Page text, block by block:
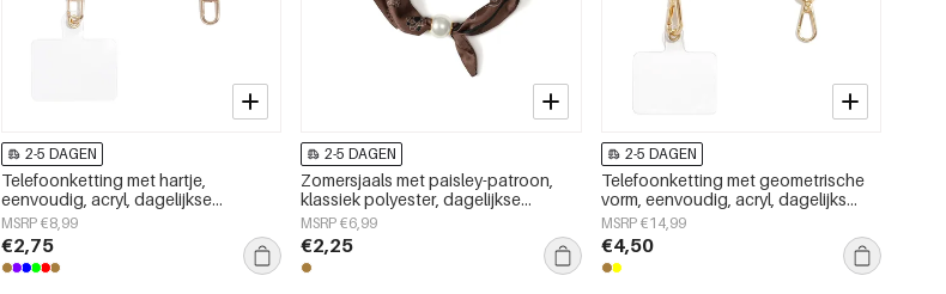
2-5 DAGEN
Telefoonketting met hartje,
eenvoudig, acryl, dagelijkse
accessoires
MSRP €8,99
€2,75
2-5 DAGEN
Zomersjaals met paisley-patroon,
klassiek polyester, dagelijkse
accessoires
MSRP €6,99
€2,25
2-5 DAGEN
Telefoonketting met geometrische
vorm, eenvoudig, acryl, dagelijks
accessoire
MSRP €14,99
€4,50